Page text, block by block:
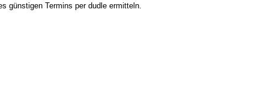
günstigen Termins per dudle ermitteln.